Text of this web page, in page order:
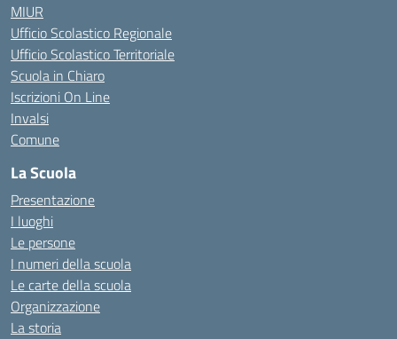
MIUR
Ufficio Scolastico Regionale
Ufficio Scolastico Territoriale
Scuola in Chiaro
Iscrizioni On Line
Invalsi
Comune
La Scuola
Presentazione
I luoghi
Le persone
I numeri della scuola
Le carte della scuola
Organizzazione
La storia